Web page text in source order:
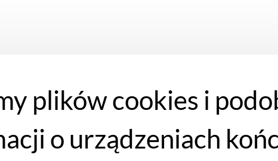
plików cookies i
o urządzeniach